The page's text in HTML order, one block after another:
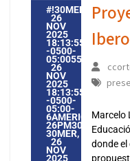
#!30MER,
26
NOV
2025
18:13:55
-0500-
05:005530#30MER,
26
NOV
2025
18:13:55
-0500-
05:00-
6AMERICA/
26PM30PM-
30MER,
26
NOV
2025
Marcelo
donde